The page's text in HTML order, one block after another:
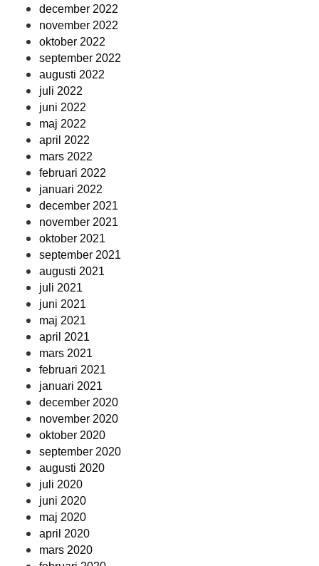
december 2022
november 2022
oktober 2022
september 2022
augusti 2022
juli 2022
juni 2022
maj 2022
april 2022
mars 2022
februari 2022
januari 2022
december 2021
november 2021
oktober 2021
september 2021
augusti 2021
juli 2021
juni 2021
maj 2021
april 2021
mars 2021
februari 2021
januari 2021
december 2020
november 2020
oktober 2020
september 2020
augusti 2020
juli 2020
juni 2020
maj 2020
april 2020
mars 2020